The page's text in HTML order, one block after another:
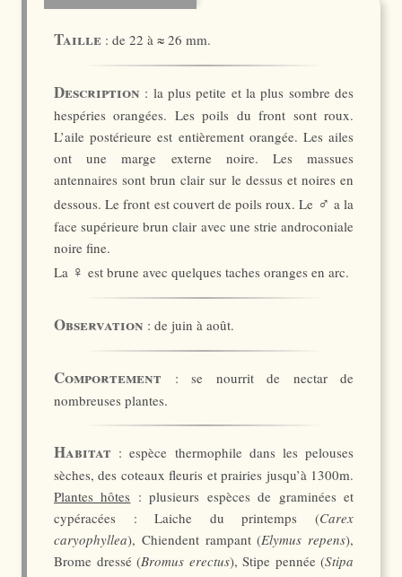
Taille : de 22 à ≈ 26 mm.
Description : la plus petite et la plus sombre des
hespéries orangées. Les poils du front sont roux.
L’aile postérieure est entièrement orangée. Les ailes
ont une marge externe noire. Les massues
antennaires sont brun clair sur le dessus et noires en
dessous. Le front est couvert de poils roux. Le ♂ a la
face supérieure brun clair avec une strie androconiale
noire fine.
La ♀ est brune avec quelques taches oranges en arc.
Observation : de juin à août.
Comportement : se nourrit de nectar de
nombreuses plantes.
Habitat : espèce thermophile dans les pelouses
sèches, des coteaux fleuris et prairies jusqu’à 1300m.
Plantes hôtes : plusieurs espèces de graminées et
cypéracées : Laiche du printemps (Carex
caryophyllea), Chiendent rampant (Elymus repens),
Brome dressé (Bromus erectus), Stipe pennée (Stipa